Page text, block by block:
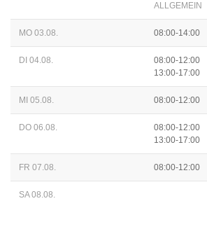
ALLGEMEIN
MO 03.08. 08:00-14:00
DI 04.08.
08:00-12:00
13:00-17:00
MI 05.08. 08:00-12:00
DO 06.08.
08:00-12:00
13:00-17:00
FR 07.08. 08:00-12:00
SA 08.08.